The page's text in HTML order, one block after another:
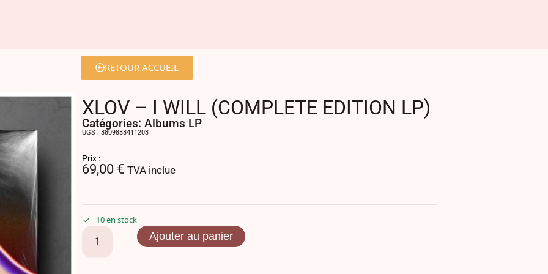
RETOUR ACCUEIL
XLOV – I WILL (COMPLETE EDITION LP)
Catégories: Albums LP
UGS : 8809888411203
Prix :
69,00 € TVA inclue
10 en stock
Ajouter au panier